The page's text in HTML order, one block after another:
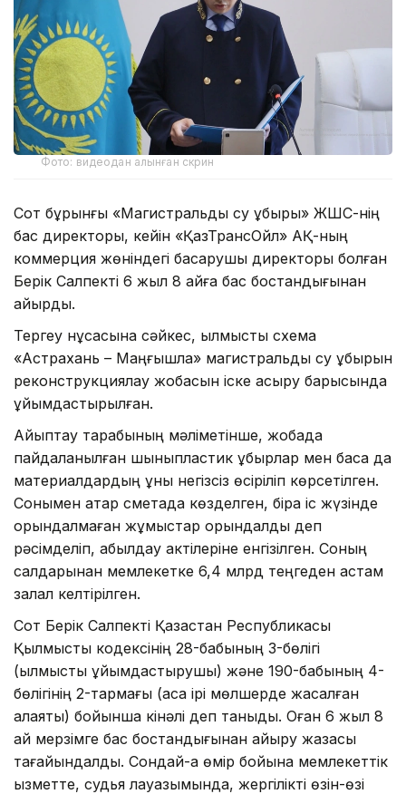
Фото: видеодан алынған скрин
Сот бұрынғы «Магистральдық су құбыры» ЖШС-нің
бас директоры, кейін «ҚазТрансОйл» АҚ-ның
коммерция жөніндегі басқарушы директоры болған
Берік Салпекті 6 жыл 8 айға бас бостандығынан
айырды.
Тергеу нұсқасына сәйкес, қылмыстық схема
«Астрахань – Маңғышлақ» магистральдық су құбырын
реконструкциялау жобасын іске асыру барысында
ұйымдастырылған.
Айыптау тарабының мәліметінше, жобада
пайдаланылған шыныпластик құбырлар мен басқа да
материалдардың құны негізсіз өсіріліп көрсетілген.
Сонымен қатар сметада көзделген, бірақ іс жүзінде
орындалмаған жұмыстар орындалды деп
рәсімделіп, қабылдау актілеріне енгізілген. Соның
салдарынан мемлекетке 6,4 млрд теңгеден астам
залал келтірілген.
Сот Берік Салпекті Қазақстан Республикасы
Қылмыстық кодексінің 28-бабының 3-бөлігі
(қылмысты ұйымдастырушы) және 190-бабының 4-
бөлігінің 2-тармағы (аса ірі мөлшерде жасалған
алаяқтық) бойынша кінәлі деп таныды. Оған 6 жыл 8
ай мерзімге бас бостандығынан айыру жазасы
тағайындалды. Сондай-ақ өмір бойына мемлекеттік
қызметте, судья лауазымында, жергілікті өзін-өзі